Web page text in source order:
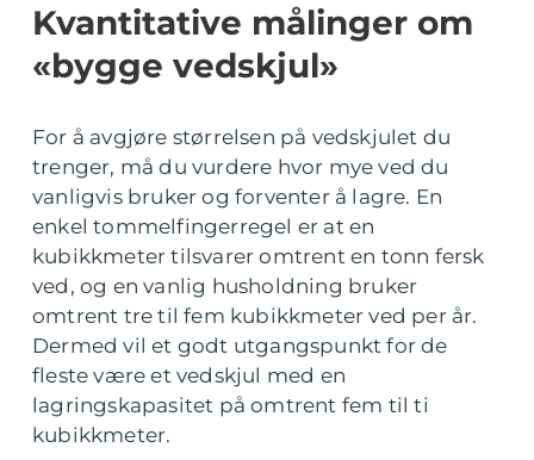
Kvantitative målinger om
«bygge vedskjul»
For å avgjøre størrelsen på vedskjulet du
trenger, må du vurdere hvor mye ved du
vanligvis bruker og forventer å lagre. En
enkel tommelfingerregel er at en
kubikkmeter tilsvarer omtrent en tonn fersk
ved, og en vanlig husholdning bruker
omtrent tre til fem kubikkmeter ved per år.
Dermed vil et godt utgangspunkt for de
fleste være et vedskjul med en
lagringskapasitet på omtrent fem til ti
kubikkmeter.